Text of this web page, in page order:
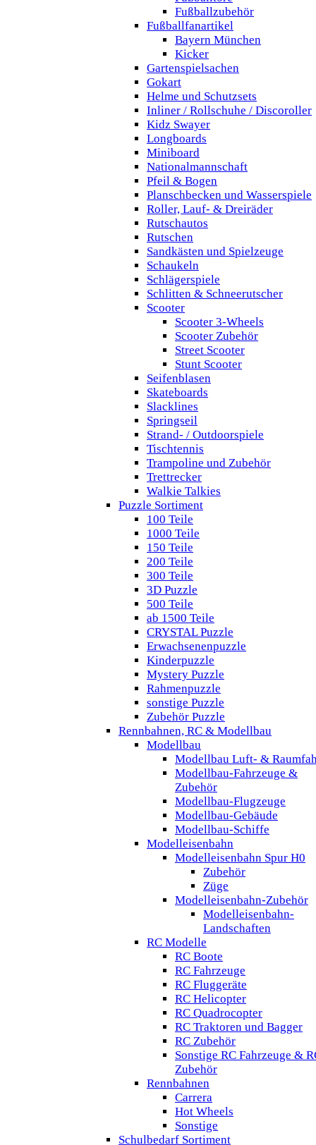
Fußballzubehör
Fußballfanartikel
Bayern München
Kicker
Gartenspielsachen
Gokart
Helme und Schutzsets
Inliner / Rollschuhe / Discoroller
Kidz Swayer
Longboards
Miniboard
Nationalmannschaft
Pfeil & Bogen
Planschbecken und Wasserspiele
Roller, Lauf- & Dreiräder
Rutschautos
Rutschen
Sandkästen und Spielzeuge
Schaukeln
Schlägerspiele
Schlitten & Schneerutscher
Scooter
Scooter 3-Wheels
Scooter Zubehör
Street Scooter
Stunt Scooter
Seifenblasen
Skateboards
Slacklines
Springseil
Strand- / Outdoorspiele
Tischtennis
Trampoline und Zubehör
Trettrecker
Walkie Talkies
Puzzle Sortiment
100 Teile
1000 Teile
150 Teile
200 Teile
300 Teile
3D Puzzle
500 Teile
ab 1500 Teile
CRYSTAL Puzzle
Erwachsenenpuzzle
Kinderpuzzle
Mystery Puzzle
Rahmenpuzzle
sonstige Puzzle
Zubehör Puzzle
Rennbahnen, RC & Modellbau
Modellbau
Modellbau Luft- &
Modellbau-Fahrzeuge &
Zubehör
Modellbau-Flugzeuge
Modellbau-Gebäude
Modellbau-Schiffe
Modelleisenbahn
Modelleisenbahn Spur H0
Zubehör
Züge
Modelleisenbahn-Zubehör
Modelleisenbahn-
Landschaften
RC Modelle
RC Boote
RC Fahrzeuge
RC Fluggeräte
RC Helicopter
RC Quadrocopter
RC Traktoren und Bagger
RC Zubehör
Sonstige RC Fahrzeuge &
Zubehör
Rennbahnen
Carrera
Hot Wheels
Sonstige
Schulbedarf Sortiment